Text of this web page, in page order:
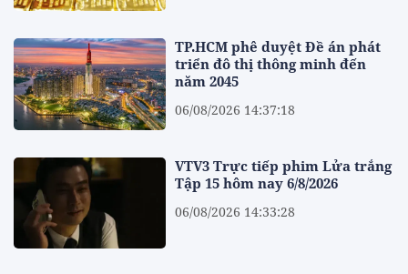
TP.HCM phê duyệt Đề án phát
triển đô thị thông minh đến
năm 2045
06/08/2026 14:37:18
VTV3 Trực tiếp phim Lửa trắng
Tập 15 hôm nay 6/8/2026
06/08/2026 14:33:28